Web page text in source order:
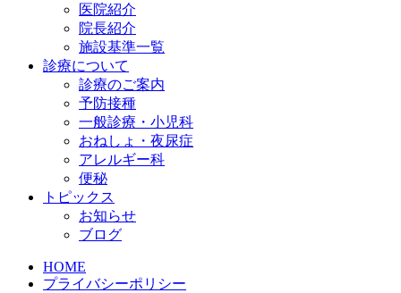
医院紹介
院長紹介
施設基準一覧
診療について
診療のご案内
予防接種
一般診療・小児科
おねしょ・夜尿症
アレルギー科
便秘
トピックス
お知らせ
ブログ
HOME
プライバシーポリシー